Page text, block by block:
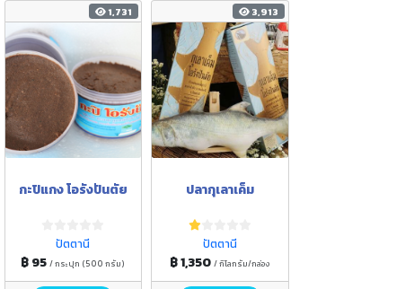
1,731
กะปิแกง โอรังปันตัย
ปัตตานี
฿ 95/ กระปุก (500 กรัม)
3,913
ปลากุเลาเค็ม
ปัตตานี
฿ 1,350 / กิโลกรัม/กล่อง